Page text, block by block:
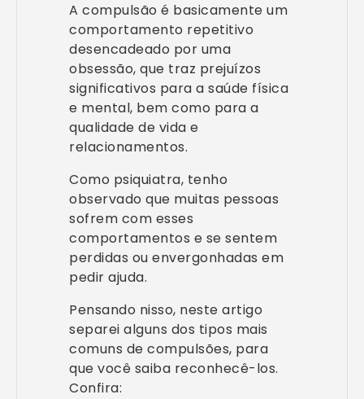
A compulsão é basicamente um
comportamento repetitivo
desencadeado por uma
obsessão, que traz prejuízos
significativos para a saúde física
e mental, bem como para a
qualidade de vida e
relacionamentos.
Como psiquiatra, tenho
observado que muitas pessoas
sofrem com esses
comportamentos e se sentem
perdidas ou envergonhadas em
pedir ajuda.
Pensando nisso, neste artigo
separei alguns dos tipos mais
comuns de compulsões, para
que você saiba reconhecê-los.
Confira: